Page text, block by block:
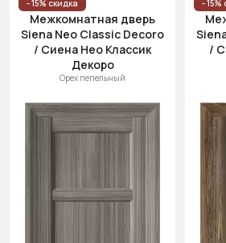
- 15% скидка
Межкомнатная дверь
Siena Neo Classic Decoro
/ Сиена Нео Классик
Декоро
Орех пепельный
- 15%
/